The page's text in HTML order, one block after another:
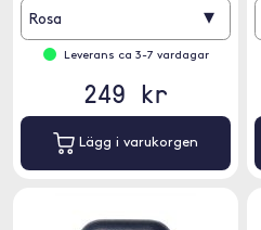
Rosa ▾
Leverans ca 3-7 vardagar
249 kr
Lägg i varukorgen